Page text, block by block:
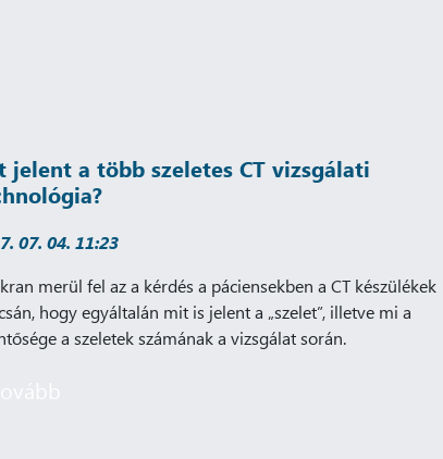
jelent a több szeletes CT vizsgálati
07. 04. 11:23
merül fel az a kérdés a páciensekben a CT készülékek
hogy egyáltalán mit is jelent a „szelet”, illetve mi a
a szeletek számának a vizsgálat során.